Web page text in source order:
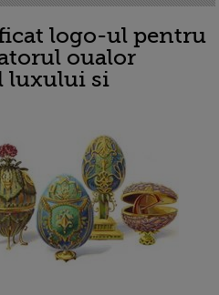
logo-ul pentru
oualor
luxului si